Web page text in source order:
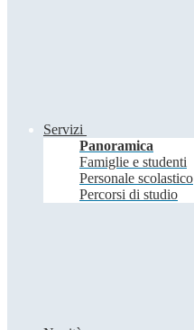
Servizi
Panoramica
Famiglie e studenti
Personale scolastico
Percorsi di studio